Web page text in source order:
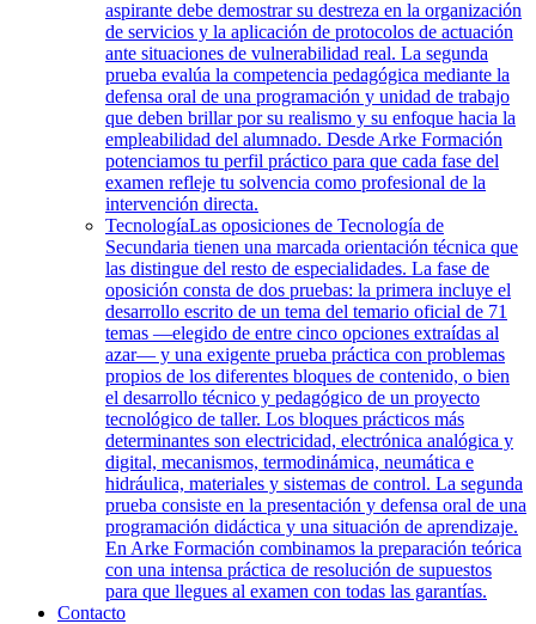
aspirante debe demostrar su destreza en la organización
de servicios y la aplicación de protocolos de actuación
ante situaciones de vulnerabilidad real. La segunda
prueba evalúa la competencia pedagógica mediante la
defensa oral de una programación y unidad de trabajo
que deben brillar por su realismo y su enfoque hacia la
empleabilidad del alumnado. Desde Arke Formación
potenciamos tu perfil práctico para que cada fase del
examen refleje tu solvencia como profesional de la
intervención directa.
TecnologíaLas oposiciones de Tecnología de
Secundaria tienen una marcada orientación técnica que
las distingue del resto de especialidades. La fase de
oposición consta de dos pruebas: la primera incluye el
desarrollo escrito de un tema del temario oficial de 71
temas —elegido de entre cinco opciones extraídas al
azar— y una exigente prueba práctica con problemas
propios de los diferentes bloques de contenido, o bien
el desarrollo técnico y pedagógico de un proyecto
tecnológico de taller. Los bloques prácticos más
determinantes son electricidad, electrónica analógica y
digital, mecanismos, termodinámica, neumática e
hidráulica, materiales y sistemas de control. La segunda
prueba consiste en la presentación y defensa oral de una
programación didáctica y una situación de aprendizaje.
En Arke Formación combinamos la preparación teórica
con una intensa práctica de resolución de supuestos
para que llegues al examen con todas las garantías.
Contacto